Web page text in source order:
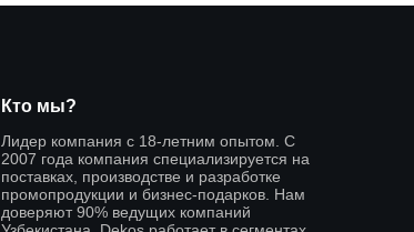
Кто мы?
Лидер компания с 18-летним опытом. С
2007 года компания специализируется на
поставках, производстве и разработке
промопродукции и бизнес-подарков. Нам
доверяют 90% ведущих компаний